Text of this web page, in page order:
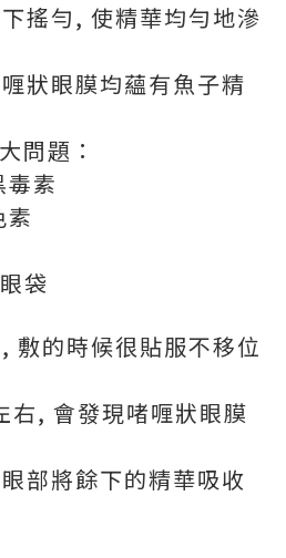
搖勻, 使精華均勻地滲
狀眼膜均蘊有魚子精
問題：
素
袋
敷的時候很貼服不移位
右, 會發現啫喱狀眼膜
部將餘下的精華吸收